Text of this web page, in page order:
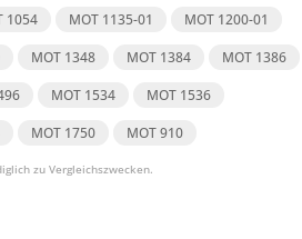
1054 MOT 1135-01
MOT 1200-01
MOT 1348 MOT 1384
MOT 1386
MOT 1534
MOT 1536
MOT 1750 MOT 910